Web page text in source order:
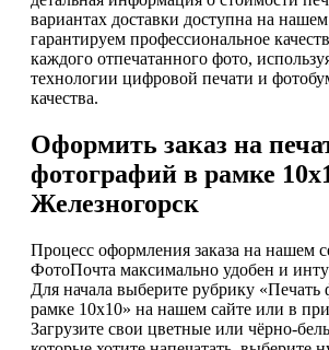
вариантах доставки доступна на
гарантируем профессиональное
каждого отпечатанного фото,
технологии цифровой печати и
качества.
Оформить заказ на
фотографий в рамке
Железногорск
Процесс оформления заказа на нашем
ФотоПочта максимально удобен и
Для начала выберите рубрику «Печать
рамке 10х10» на нашем сайте или в
Загрузите свои цветные или чёрно-